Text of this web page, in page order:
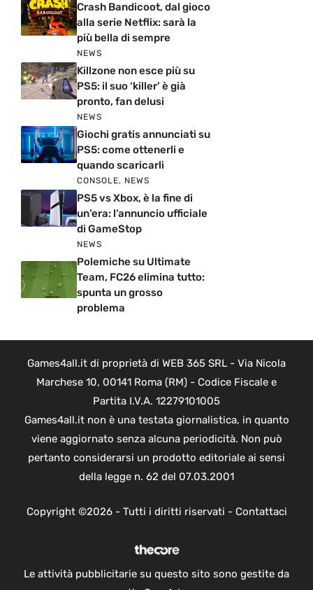
Crash Bandicoot, dal gioco
alla serie Netflix: sarà la
più bella di sempre
NEWS
Killzone non esce più su
PS5: il suo ‘killer’ è già
pronto, fan delusi
NEWS
Giochi gratis annunciati su
PS5: come ottenerli e
quando scaricarli
CONSOLE, NEWS
PS5 vs Xbox, è la fine di
un’era: l’annuncio ufficiale
di GameStop
NEWS
Polemiche su Ultimate
Team, FC26 elimina tutto:
spunta un grosso
problema
Games4all.it di proprietà di WEB 365 SRL - Via Nicola
Marchese 10, 00141 Roma (RM) - Codice Fiscale e
Partita I.V.A. 12279101005
Games4all.it non è una testata giornalistica, in quanto
viene aggiornato senza alcuna periodicità. Non può
pertanto considerarsi un prodotto editoriale ai sensi
della legge n. 62 del 07.03.2001
Copyright ©2026 - Tutti i diritti riservati - Contattaci
Le attività pubblicitarie su questo sito sono gestite da